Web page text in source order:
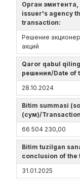
Орган
issuer's agency
transaction:
Решение
акций
Qaror qabul
решения/Date of
28.10.2024
Bitim summasi
(сум)/
66 504 230,00
Bitim tuzilgan
conclusion of the
31.01.2025